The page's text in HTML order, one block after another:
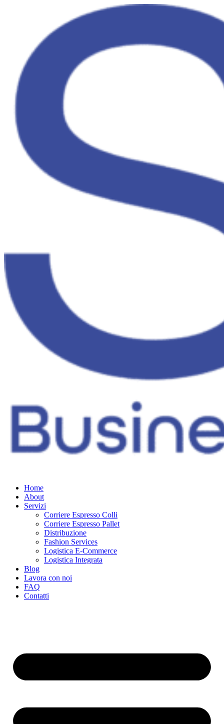
Home
About
Servizi
Corriere Espresso Colli
Corriere Espresso Pallet
Distribuzione
Fashion Services
Logistica E-Commerce
Logistica Integrata
Blog
Lavora con noi
FAQ
Contatti